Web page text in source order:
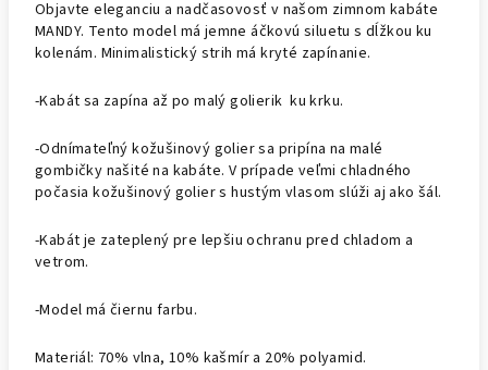
Objavte eleganciu a nadčasovosť v našom zimnom kabáte
MANDY. Tento model má jemne áčkovú siluetu s dĺžkou ku
kolenám. Minimalistický strih má kryté zapínanie.
-Kabát sa zapína až po malý golierik ku krku.
-Odnímateľný kožušinový golier sa pripína na malé
gombičky našité na kabáte. V prípade veľmi chladného
počasia kožušinový golier s hustým vlasom slúži aj ako šál.
-Kabát je zateplený pre lepšiu ochranu pred chladom a
vetrom.
-Model má čiernu farbu.
Materiál: 70% vlna, 10% kašmír a 20% polyamid.